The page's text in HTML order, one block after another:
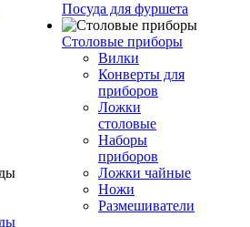
Посуда для фуршета
Столовые приборы
Вилки
Конверты для
приборов
Ложки
столовые
Наборы
приборов
Ложки чайные
Ножи
Размешиватели